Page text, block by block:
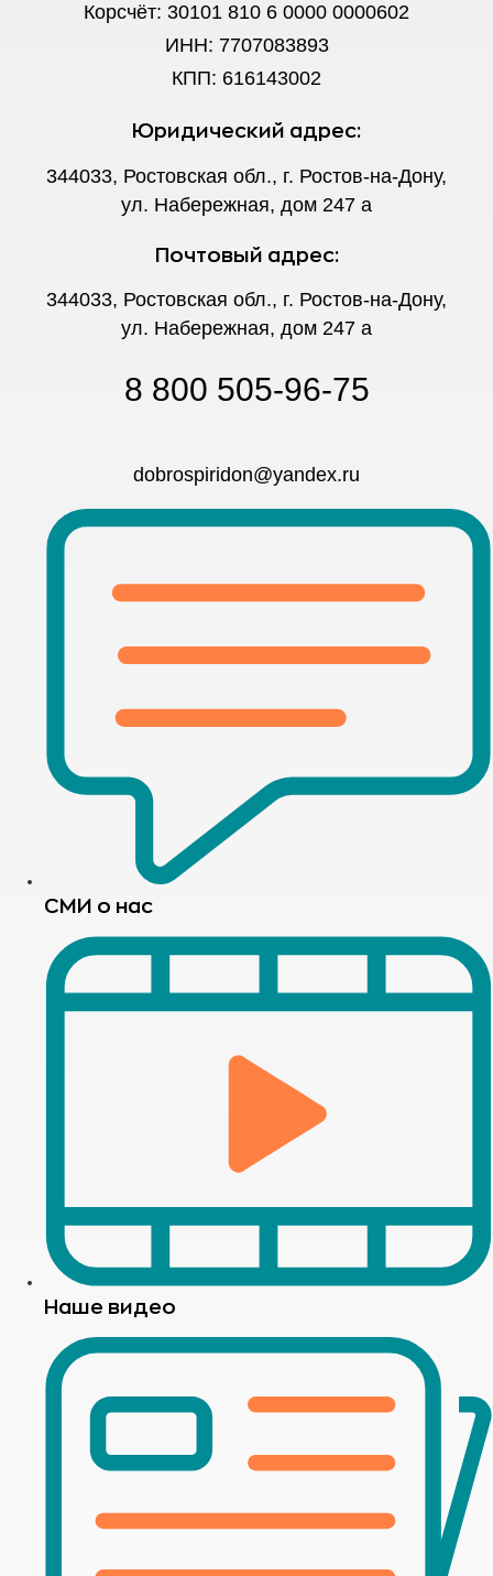
Корсчёт: 30101 810 6 0000 0000602
ИНН: 7707083893
КПП: 616143002
Юридический адрес:
344033, Ростовская обл., г. Ростов-на-Дону,
ул. Набережная, дом 247 а
Почтовый адрес:
344033, Ростовская обл., г. Ростов-на-Дону,
ул. Набережная, дом 247 а
8 800 505-96-75
dobrospiridon@yandex.ru
СМИ о нас
Наше видео